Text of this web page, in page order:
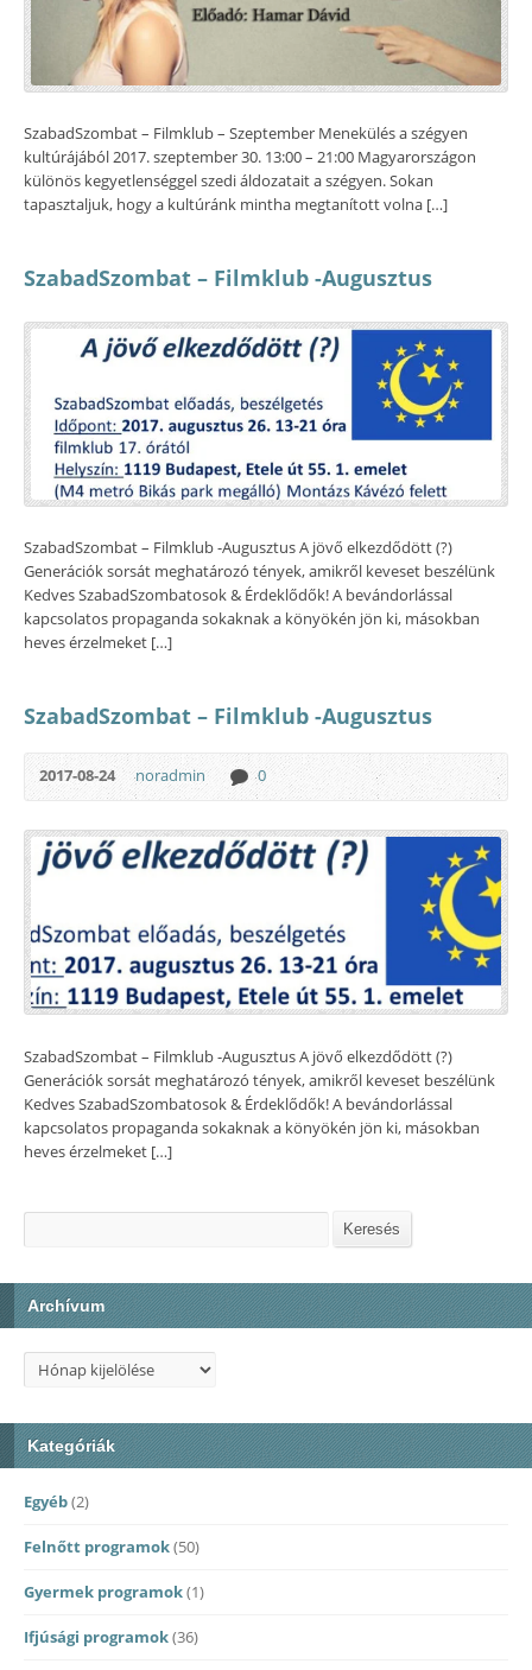
SzabadSzombat – Filmklub – Szeptember Menekülés a szégyen
kultúrájából 2017. szeptember 30. 13:00 – 21:00 Magyarországon
különös kegyetlenséggel szedi áldozatait a szégyen. Sokan
tapasztaljuk, hogy a kultúránk mintha megtanított volna […]
SzabadSzombat – Filmklub -Augusztus
SzabadSzombat – Filmklub -Augusztus A jövő elkezdődött (?)
Generációk sorsát meghatározó tények, amikről keveset beszélünk
Kedves SzabadSzombatosok & Érdeklődők! A bevándorlással
kapcsolatos propaganda sokaknak a könyökén jön ki, másokban
heves érzelmeket […]
SzabadSzombat – Filmklub -Augusztus
2017-08-24 noradmin 0
SzabadSzombat – Filmklub -Augusztus A jövő elkezdődött (?)
Generációk sorsát meghatározó tények, amikről keveset beszélünk
Kedves SzabadSzombatosok & Érdeklődők! A bevándorlással
kapcsolatos propaganda sokaknak a könyökén jön ki, másokban
heves érzelmeket […]
Keresés
Archívum
Archívum
Kategóriák
Egyéb(2)
Felnőtt programok(50)
Gyermek programok(1)
Ifjúsági programok(36)